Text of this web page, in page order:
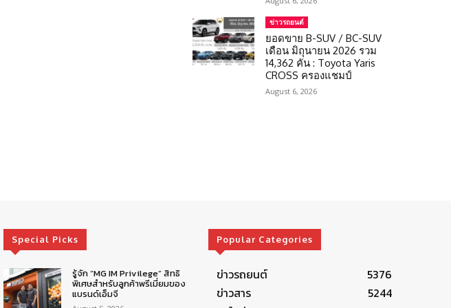
ข่าวรถยนต์
ยอดขาย B-SUV / BC-SUV
เดือน มิถุนายน 2026 รวม
14,362 คัน : Toyota Yaris
CROSS ครองแชมป์
August 6, 2026
Special Picks
รู้จัก “MG IM Privilege” สิทธิ
พิเศษสำหรับลูกค้าพรีเมี่ยมของ
แบรนด์เอ็มจี
Popular Categories
ข่าวรถยนต์
5376
ข่าวสาร
5244